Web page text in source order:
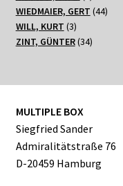
Produkte
WIEDMAIER, GERT 4444
WILL, KURT 33
Produkte
ZINT, GÜNTER 3434
MULTIPLE BOX
Siegfried Sander
Admiralitätstraße 76
D-20459 Hamburg